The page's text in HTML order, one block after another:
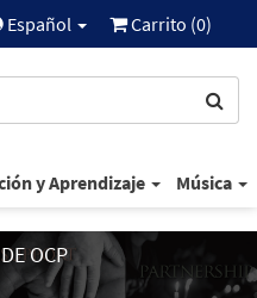
Español Carrito (0)
y Aprendizaje Música
OCP